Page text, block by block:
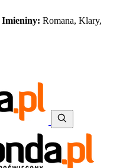
Imieniny: Romana, Klary,